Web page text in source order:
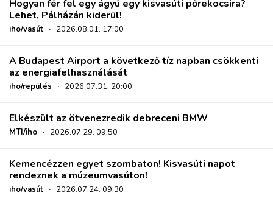
Hogyan fér fel egy ágyú egy kisvasúti pőrekocsira?
Lehet, Pálházán kiderül!
iho/vasút · 2026.08.01. 17:00
A Budapest Airport a következő tíz napban csökkenti
az energiafelhasználását
iho/repülés · 2026.07.31. 20:00
Elkészült az ötvenezredik debreceni BMW
MTI/iho · 2026.07.29. 09:50
Kemencézzen egyet szombaton! Kisvasúti napot
rendeznek a múzeumvasúton!
iho/vasút · 2026.07.24. 09:30